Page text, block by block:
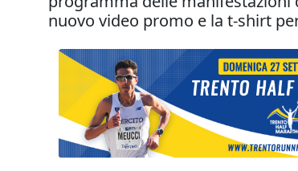
nuovo video promo e la t-shirt